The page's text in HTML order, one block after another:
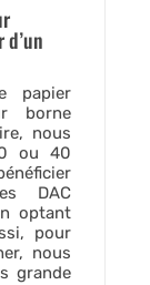
papier
borne
nous
ou 40
DAC
optant
pour
nous
grande